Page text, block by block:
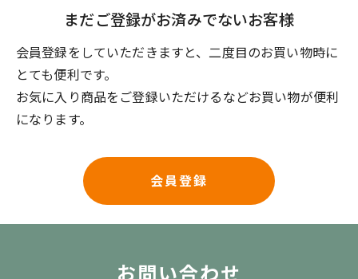
まだご登録がお済みでないお客様
会員登録をしていただきますと、二度目のお買い物時に
とても便利です。
お気に入り商品をご登録いただけるなどお買い物が便利
になります。
会員登録
お問い合わせ